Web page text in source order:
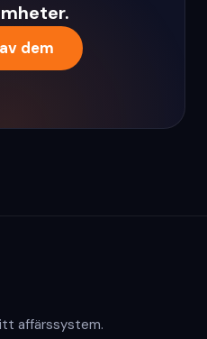
dem
affärssystem.